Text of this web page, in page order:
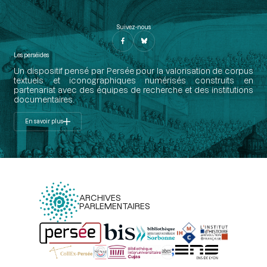
Suivez-nous
Les perséides
Un dispositif pensé par Persée pour la valorisation de corpus
textuels et iconographiques numérisés construits en
partenariat avec des équipes de recherche et des institutions
documentaires.
En savoir plus
ARCHIVES
PARLEMENTAIRES